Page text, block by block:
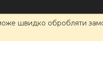
швидко обробляти